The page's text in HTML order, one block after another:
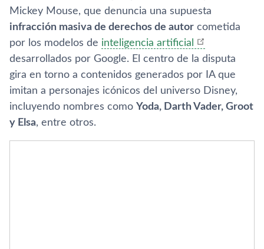
Mickey Mouse, que denuncia una supuesta
infracción masiva de derechos de autor cometida
por los modelos de inteligencia artificial
desarrollados por Google. El centro de la disputa
gira en torno a contenidos generados por IA que
imitan a personajes icónicos del universo Disney,
incluyendo nombres como Yoda, Darth Vader, Groot
y Elsa, entre otros.